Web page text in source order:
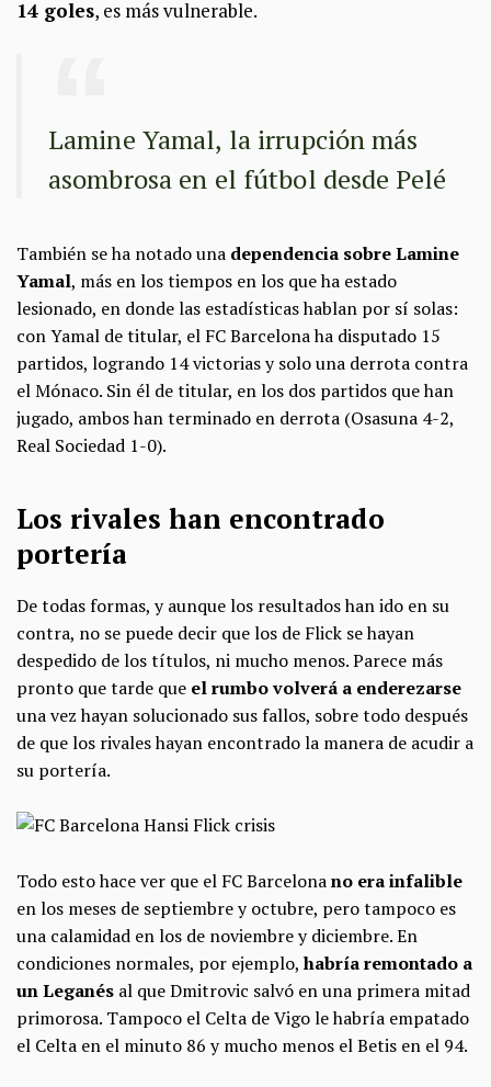
14 goles, es más vulnerable.
Lamine Yamal, la irrupción más
asombrosa en el fútbol desde Pelé
También se ha notado una dependencia sobre Lamine
Yamal, más en los tiempos en los que ha estado
lesionado, en donde las estadísticas hablan por sí solas:
con Yamal de titular, el FC Barcelona ha disputado 15
partidos, logrando 14 victorias y solo una derrota contra
el Mónaco. Sin él de titular, en los dos partidos que han
jugado, ambos han terminado en derrota (Osasuna 4-2,
Real Sociedad 1-0).
Los rivales han encontrado
portería
De todas formas, y aunque los resultados han ido en su
contra, no se puede decir que los de Flick se hayan
despedido de los títulos, ni mucho menos. Parece más
pronto que tarde que el rumbo volverá a enderezarse
una vez hayan solucionado sus fallos, sobre todo después
de que los rivales hayan encontrado la manera de acudir a
su portería.
Todo esto hace ver que el FC Barcelonano era infalible
en los meses de septiembre y octubre, pero tampoco es
una calamidad en los de noviembre y diciembre. En
condiciones normales, por ejemplo,habría remontado a
un Leganés al que Dmitrovic salvó en una primera mitad
primorosa. Tampoco el Celta de Vigo le habría empatado
el Celta en el minuto 86 y mucho menos el Betis en el 94.